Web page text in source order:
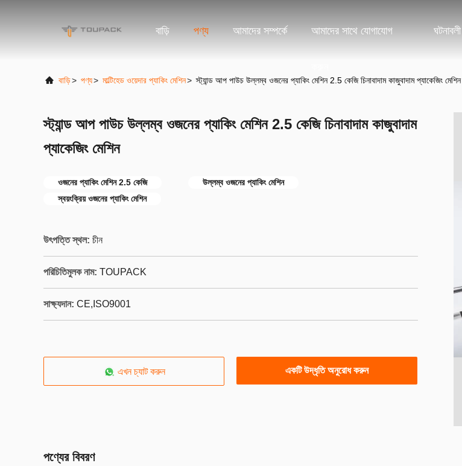
বাড়ি পণ্য আমাদের সম্পর্কে আমাদের সাথে যোগাযোগ ঘটনাবলী
বাড়ি> পণ্য> মাল্টিহেড ওয়েদার প্যাকিং মেশিন> স্ট্যান্ড আপ পাউচ উল্লম্ব ওজনের প্যাকিং মেশিন 2.5 কেজি চিনাবাদাম কাজুবাদাম প্যাকেজিং মেশিন
স্ট্যান্ড আপ পাউচ উল্লম্ব ওজনের প্যাকিং মেশিন 2.5 কেজি চিনাবাদাম কাজুবাদাম
প্যাকেজিং মেশিন
ওজনের প্যাকিং মেশিন 2.5 কেজি
উল্লম্ব ওজনের প্যাকিং মেশিন
স্বয়ংক্রিয় ওজনের প্যাকিং মেশিন
উৎপত্তি স্থল: চীন
পরিচিতিমুলক নাম: TOUPACK
সাক্ষ্যদান: CE,ISO9001
এখন চ্যাট করুন একটি উদ্ধৃতি অনুরোধ করুন
পণ্যের বিবরণ